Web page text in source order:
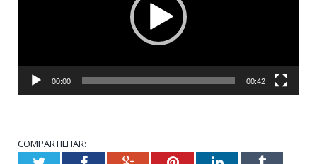
00:00 00:42
COMPARTILHAR: